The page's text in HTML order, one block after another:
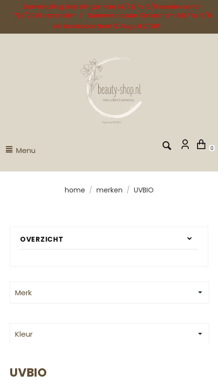
Zomersluiting: Bestellingen van 24/7 t/m 16/8 worden vanaf
17/8/2026 verzonden! | Summer closure: Orders from 24/7 to 16/8
will be shipped from 17 August 2026!
Menu 0
home / merken / UVBIO
OVERZICHT
Merk
Kleur
UVBIO